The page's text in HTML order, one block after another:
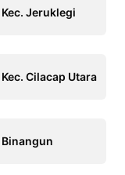
Kec. Jeruklegi
Kec. Cilacap Utara
Binangun